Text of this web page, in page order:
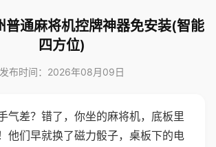
普通麻将机控牌神器免安装(智能
四方位)
发布时间：2026年08月09日
气差？错了，你坐的麻将机，底板里
他们早就换了磁力骰子，桌板下的电